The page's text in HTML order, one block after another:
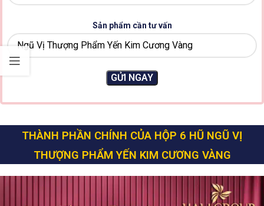
Sản phẩm cần tư vấn
THÀNH PHẦN CHÍNH CỦA HỘP 6 HŨ NGŨ VỊ
THƯỢNG PHẨM YẾN KIM CƯƠNG VÀNG